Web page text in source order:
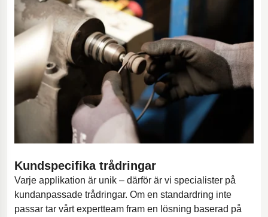
Kundspecifika trådringar
Varje applikation är unik – därför är vi specialister på
kundanpassade trådringar. Om en standardring inte
passar tar vårt expertteam fram en lösning baserad på